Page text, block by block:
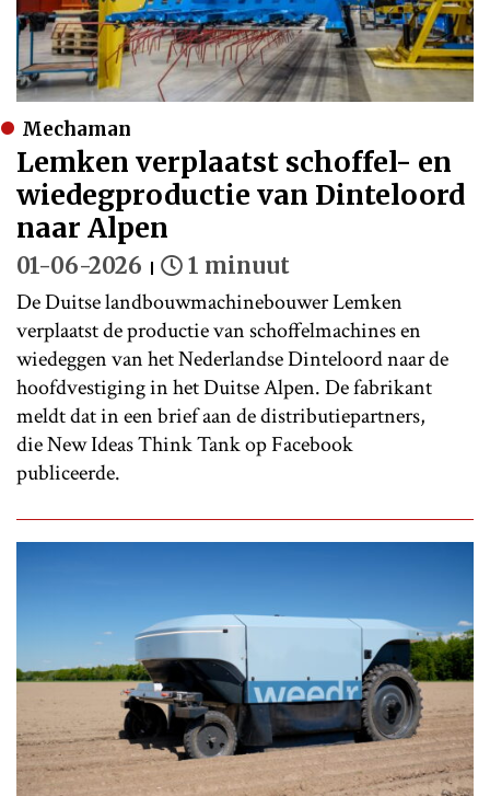
Mechaman
Lemken verplaatst schoffel- en
wiedegproductie van Dinteloord
naar Alpen
01-06-2026 1 minuut
De Duitse landbouwmachinebouwer Lemken
verplaatst de productie van schoffelmachines en
wiedeggen van het Nederlandse Dinteloord naar de
hoofdvestiging in het Duitse Alpen. De fabrikant
meldt dat in een brief aan de distributiepartners,
die New Ideas Think Tank op Facebook
publiceerde.